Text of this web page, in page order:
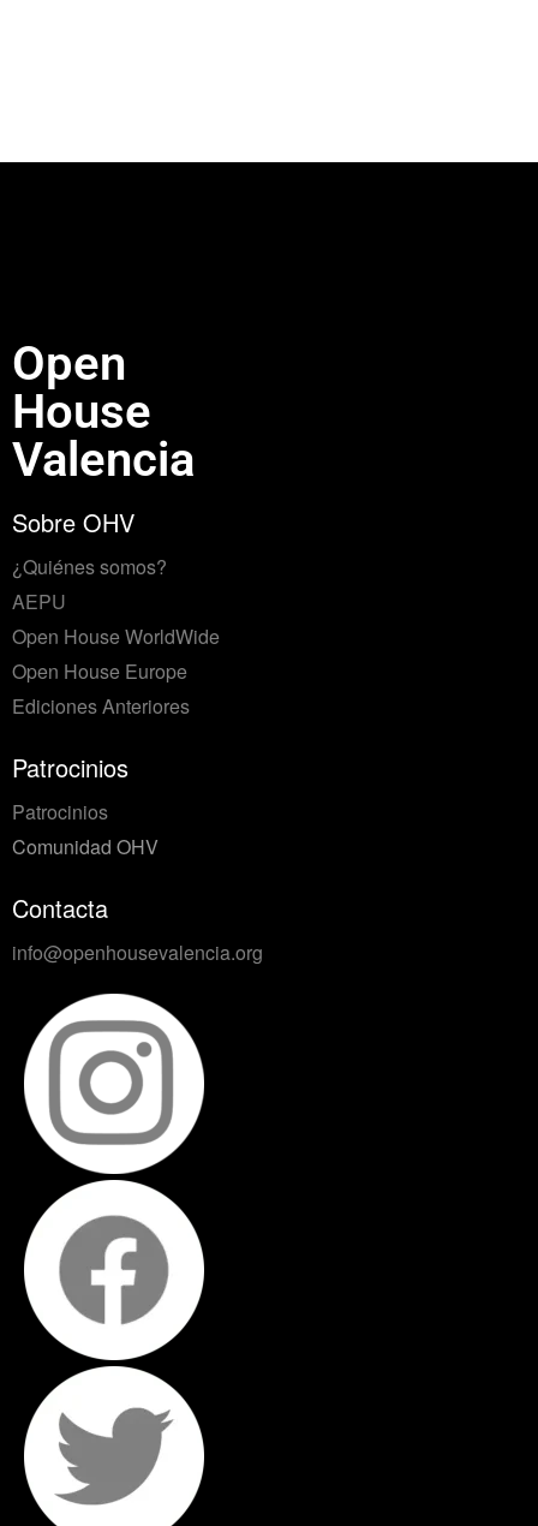
Open
House
Valencia
Sobre OHV
¿Quiénes somos?
AEPU
Open House WorldWide
Open House Europe
Ediciones Anteriores
Patrocinios
Patrocinios
Comunidad OHV
Contacta
info@openhousevalencia.org